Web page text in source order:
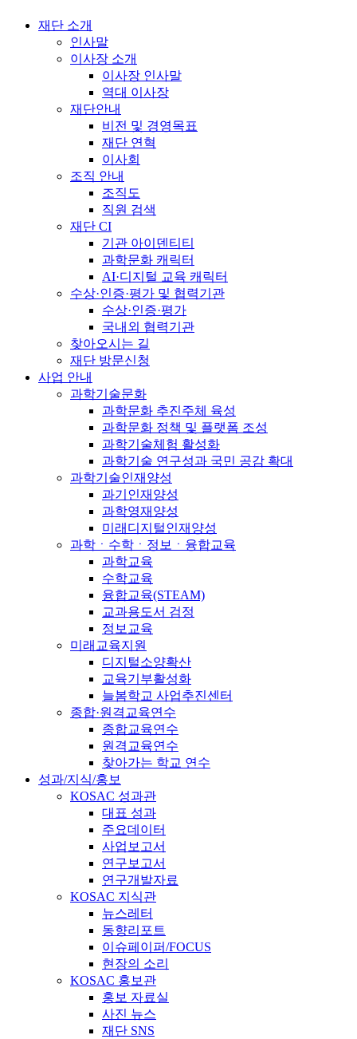
재단 소개
인사말
이사장 소개
이사장 인사말
역대 이사장
재단안내
비전 및 경영목표
재단 연혁
이사회
조직 안내
조직도
직원 검색
재단 CI
기관 아이덴티티
과학문화 캐릭터
AI·디지털 교육 캐릭터
수상·인증·평가 및 협력기관
수상·인증·평가
국내외 협력기관
찾아오시는 길
재단 방문신청
사업 안내
과학기술문화
과학문화 추진주체 육성
과학문화 정책 및 플랫폼 조성
과학기술체험 활성화
과학기술 연구성과 국민 공감 확대
과학기술인재양성
과기인재양성
과학영재양성
미래디지털인재양성
과학ㆍ수학ㆍ정보ㆍ융합교육
과학교육
수학교육
융합교육(STEAM)
교과용도서 검정
정보교육
미래교육지원
디지털소양확산
교육기부활성화
늘봄학교 사업추진센터
종합·원격교육연수
종합교육연수
원격교육연수
찾아가는 학교 연수
성과/지식/홍보
KOSAC 성과관
대표 성과
주요데이터
사업보고서
연구보고서
연구개발자료
KOSAC 지식관
뉴스레터
동향리포트
이슈페이퍼/FOCUS
현장의 소리
KOSAC 홍보관
홍보 자료실
사진 뉴스
재단 SNS